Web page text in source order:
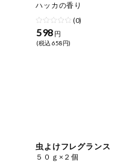
健康志向食品
ハッカの香り
(0)
598 円
(税込 658円)
虫よけフレグランス
５０ｇ×２個